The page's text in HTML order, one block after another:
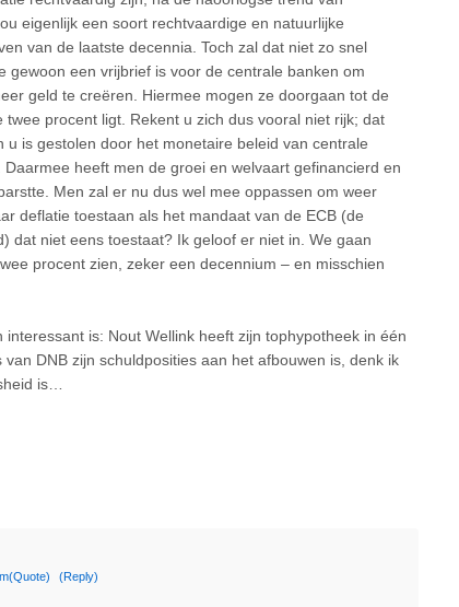
eigenlijk een soort rechtvaardige en natuurlijke
van de laatste decennia. Toch zal dat niet zo snel
gewoon een vrijbrief is voor de centrale banken om
geld te creëren. Hiermee mogen ze doorgaan tot de
procent ligt. Rekent u zich dus vooral niet rijk; dat
is gestolen door het monetaire beleid van centrale
heeft men de groei en welvaart gefinancierd en
Men zal er nu dus wel mee oppassen om weer
deflatie toestaan als het mandaat van de ECB (de
dat niet eens toestaat? Ik geloof er niet in. We gaan
procent zien, zeker een decennium – en misschien
is: Nout Wellink heeft zijn tophypotheek in één
DNB zijn schuldposities aan het afbouwen is, denk ik
is…
(Quote) (Reply)